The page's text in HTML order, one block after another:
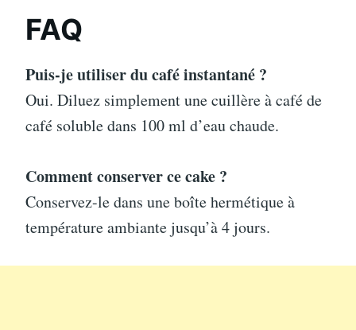
FAQ
Puis-je utiliser du café instantané ?
Oui. Diluez simplement une cuillère à café de
café soluble dans 100 ml d’eau chaude.
Comment conserver ce cake ?
Conservez-le dans une boîte hermétique à
température ambiante jusqu’à 4 jours.